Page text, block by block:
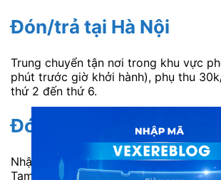
Đón/trả tại Hà Nội
Trung chuyển tận nơi trong khu vực
phút trước giờ khởi hành), phụ thu
thứ 2 đến thứ 6.
Đón/trả tại Ninh Bình
Nhận đón/trả khách tận nơi tại các
Tam Cốc, Bến thuyền Tràng An, chùa